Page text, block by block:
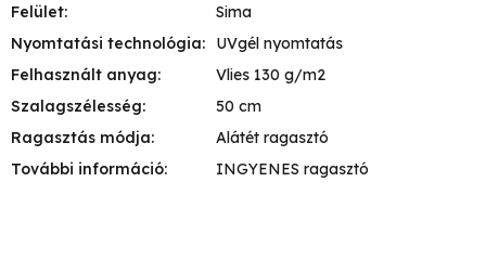
Felület:
Sima
Nyomtatási technológia:
UVgél nyomtatás
Felhasznált anyag:
Vlies 130 g/m2
Szalagszélesség:
50 cm
Ragasztás módja:
Alátét ragasztó
További információ: INGYENES ragasztó